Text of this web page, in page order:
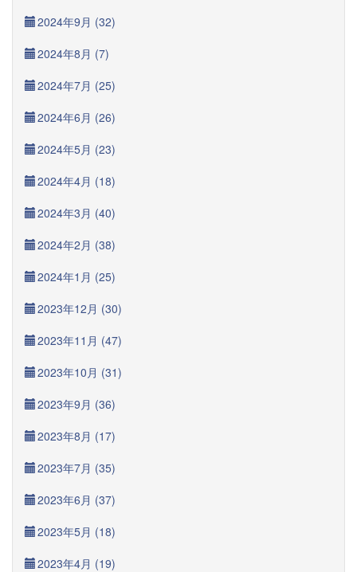
2024年9月 (32)
2024年8月 (7)
2024年7月 (25)
2024年6月 (26)
2024年5月 (23)
2024年4月 (18)
2024年3月 (40)
2024年2月 (38)
2024年1月 (25)
2023年12月 (30)
2023年11月 (47)
2023年10月 (31)
2023年9月 (36)
2023年8月 (17)
2023年7月 (35)
2023年6月 (37)
2023年5月 (18)
2023年4月 (19)